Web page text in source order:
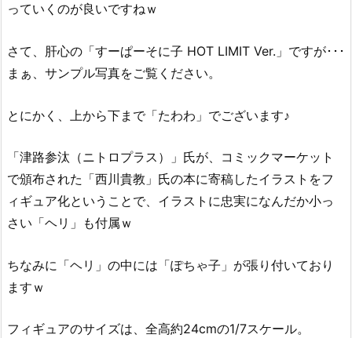
っていくのが良いですねｗ
さて、肝心の「すーぱーそに子 HOT LIMIT Ver.」ですが･･･
まぁ、サンプル写真をご覧ください。
とにかく、上から下まで「たわわ」でございます♪
「津路参汰（ニトロプラス）」氏が、コミックマーケット
で頒布された「西川貴教」氏の本に寄稿したイラストをフ
ィギュア化ということで、イラストに忠実になんだか小っ
さい「ヘリ」も付属ｗ
ちなみに「ヘリ」の中には「ぽちゃ子」が張り付いており
ますｗ
フィギュアのサイズは、全高約24cmの1/7スケール。